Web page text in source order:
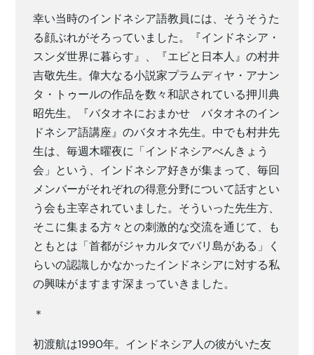
幸い当時のインドネシア語教員には、そうそうた
る顔ぶれがそろっていました。『インドネシア・
スンダ世界に暮らす』、『エビと日本人』の村井
吉敬先生。偉大なる小説家プラムディヤ・アナン
タ・トゥールの作品を数々和訳されている押川典
昭先生。『バタオネにおまかせ バタオネのイン
ドネシア語講座』のバタオネ先生。中でも村井先
生は、毎週木曜夜に「インドネシアべんきょう
会」という、インドネシア好きが集まって、毎回
メンバーがそれぞれの得意分野について話すとい
う会も主宰されていました。そういった先生方、
そこに集まる方々との刺激的な交流を通じて、も
ともとは「首都がジャカルタでバリ島がある」く
らいの認識しかなかったインドネシアに対する私
の興味がますます深まっていきました。
＊
初渡航は1990年。インドネシア人の彼がいた友